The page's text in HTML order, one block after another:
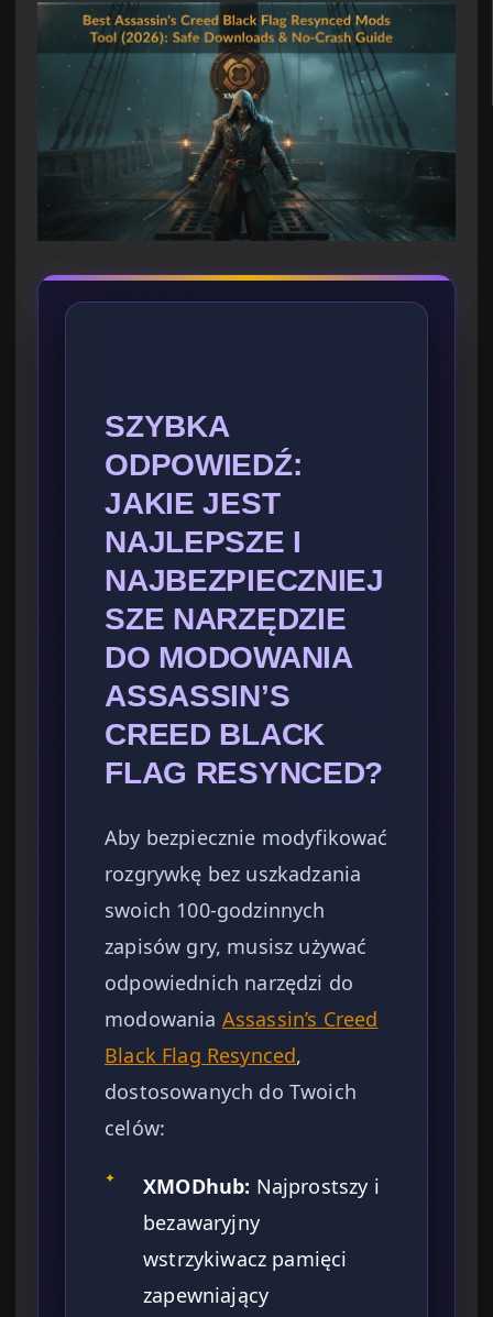
SZYBKA
ODPOWIEDŹ:
JAKIE JEST
NAJLEPSZE I
NAJBEZPIECZNIEJ
SZE NARZĘDZIE
DO MODOWANIA
ASSASSIN’S
CREED BLACK
FLAG RESYNCED?
Aby bezpiecznie modyfikować
rozgrywkę bez uszkadzania
swoich 100-godzinnych
zapisów gry, musisz używać
odpowiednich narzędzi do
modowania Assassin’s Creed
Black Flag Resynced,
dostosowanych do Twoich
celów:
✦ XMODhub: Najprostszy i
bezawaryjny
wstrzykiwacz pamięci
zapewniający